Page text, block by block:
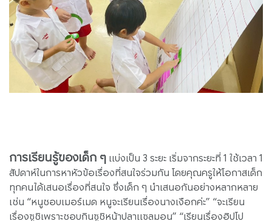
การเรียนรู้ของเด็ก ๆแบ่งเป็น 3 ระยะ เริ่มจากระยะที่ 1 ใช้เวลา 1
สัปดาห์ในการหาหัวข้อเรื่องที่สนใจร่วมกัน โดยคุณครูให้โอกาสเด็ก
ทุกคนได้เสนอเรื่องที่สนใจ ซึ่งเด็ก ๆ นำเสนอกันอย่างหลากหลาย
เช่น “หนูชอบเมอร์เมด หนูจะเรียนเรื่องนางเงือกค่ะ” “จะเรียน
เรื่องซูชิเพราะชอบกินซูชิหน้าปลาแซลมอน” “เรียนเรื่องฮิปโป